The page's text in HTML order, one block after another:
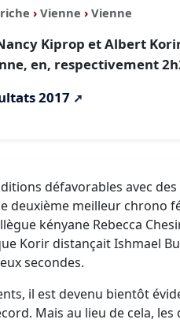
› Vienne › Vienne
Kiprop et Albert
en, respectivement
2017
défavorables avec
deuxième meilleur chrono
kényane Rebecca
Korir distançait Ishmael
secondes.
il est devenu bientôt
Mais au lieu de cela,